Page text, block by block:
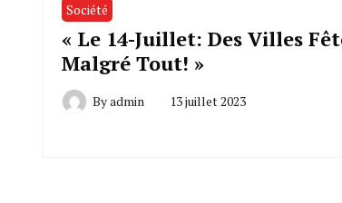
Société
« Le 14-Juillet: Des Villes
Malgré Tout! »
Byadmin 13 juillet 2023